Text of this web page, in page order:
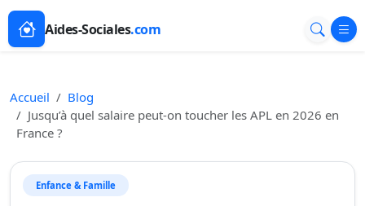
Aides-Sociales.com
Accueil
Blog
Jusqu’à quel salaire peut-on toucher les APL en 2026 en
France ?
Enfance & Famille